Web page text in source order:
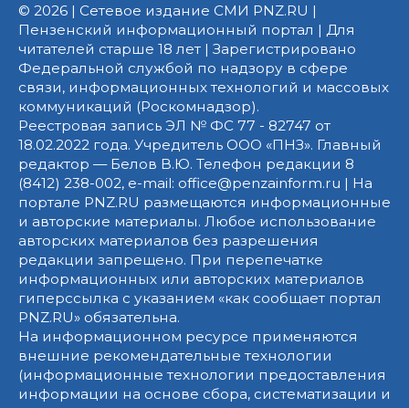
© 2026 | Сетевое издание СМИ PNZ.RU |
Пензенский информационный портал | Для
читателей старше 18 лет | Зарегистрировано
Федеральной службой по надзору в сфере
связи, информационных технологий и массовых
коммуникаций (Роскомнадзор).
Реестровая запись ЭЛ № ФС 77 - 82747 от
18.02.2022 года. Учредитель ООО «ПНЗ». Главный
редактор — Белов В.Ю. Телефон редакции 8
(8412) 238-002, e-mail: office@penzainform.ru | На
портале PNZ.RU размещаются информационные
и авторские материалы. Любое использование
авторских материалов без разрешения
редакции запрещено. При перепечатке
информационных или авторских материалов
гиперссылка с указанием «как сообщает портал
PNZ.RU» обязательна.
На информационном ресурсе применяются
внешние рекомендательные технологии
(информационные технологии предоставления
информации на основе сбора, систематизации и